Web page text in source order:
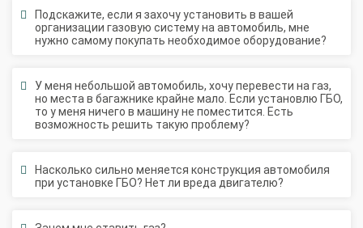
организации газовую систему на автомобиль, мне
нужно самому покупать необходимое оборудование?
но места в багажнике крайне мало. Если установлю ГБО,
то у меня ничего в машину не поместится. Есть
возможность решить такую проблему?
при установке ГБО? Нет ли вреда двигателю?